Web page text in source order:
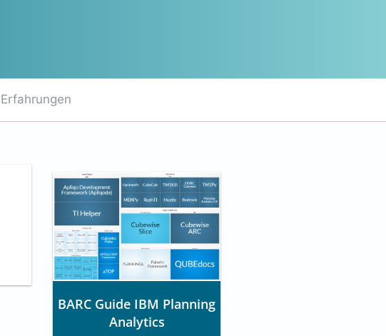
BARC Guide IBM Planning
Analytics